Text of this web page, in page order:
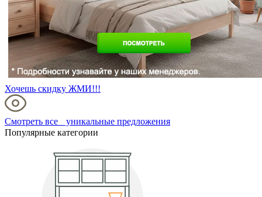
Хочешь скидку ЖМИ!!!
Смотреть все уникальные предложения
Популярные категории